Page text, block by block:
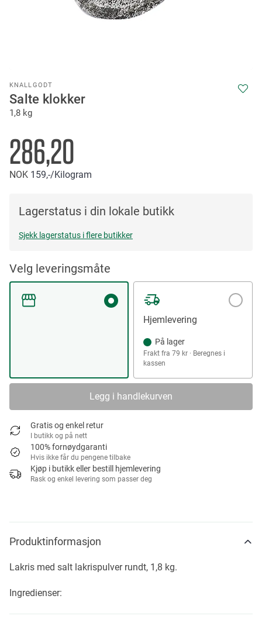
KNALLGODT
Salte klokker
1,8 kg
286,20
NOK 159,-/Kilogram
Lagerstatus i din lokale butikk
Sjekk lagerstatus i flere butikker
Velg leveringsmåte
Hjemlevering
På lager
Frakt fra 79 kr · Beregnes i
kassen
Legg i handlekurven
Gratis og enkel retur
I butikk og på nett
100% fornøydgaranti
Hvis ikke får du pengene tilbake
Kjøp i butikk eller bestill hjemlevering
Rask og enkel levering som passer deg
to
the
beginning
the
images
gallery
Produktinformasjon
Lakris med salt lakrispulver rundt, 1,8 kg.
Ingredienser: